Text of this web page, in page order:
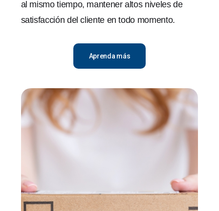
al mismo tiempo, mantener altos niveles de
satisfacción del cliente en todo momento.
Aprenda más